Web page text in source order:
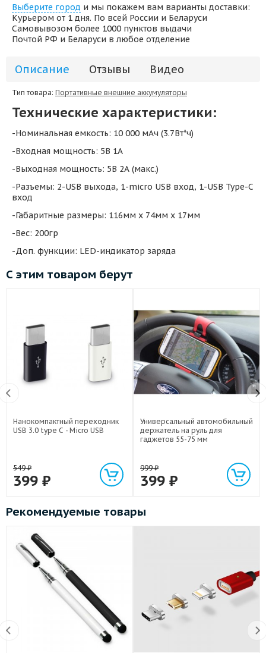
Выберите город и мы покажем вам варианты доставки:
Курьером от 1 дня. По всей России и Беларуси
Самовывозом более 1000 пунктов выдачи
Почтой РФ и Беларуси в любое отделение
Описание Отзывы Видео
Тип товара: Портативные внешние аккумуляторы
Технические характеристики:
-Номинальная емкость: 10 000 мАч (3.7Вт*ч)
-Входная мощность: 5В 1А
-Выходная мощность: 5В 2А (макс.)
-Разъемы: 2-USB выхода, 1-micro USB вход, 1-USB Type-C
вход
-Габаритные размеры: 116мм х 74мм х 17мм
-Вес: 200гр
-Доп. функции: LED-индикатор заряда
С этим товаром берут
Нанокомпактный переходник
USB 3.0 type C - Micro USB
549₽
399 ₽
Универсальный автомобильный
держатель на руль для
гаджетов 55-75 мм
999₽
399 ₽
Рекомендуемые товары